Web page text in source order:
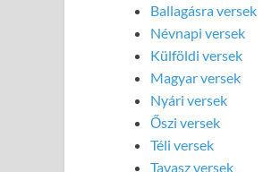
Ballagásra versek
Névnapi versek
Külföldi versek
Magyar versek
Nyári versek
Őszi versek
Téli versek
Tavasz versek